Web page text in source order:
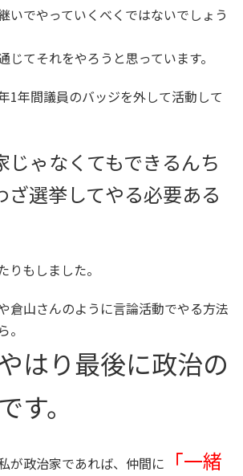
いでやっていくべくではないでしょう
じてそれをやろうと思っています。
1年間議員のバッジを外して活動して
じゃなくてもできるんち
ざ選挙してやる必要ある
りもしました。
倉山さんのように言論活動でやる方法
はり最後に政治の
す。
が政治家であれば、仲間に
「一緒